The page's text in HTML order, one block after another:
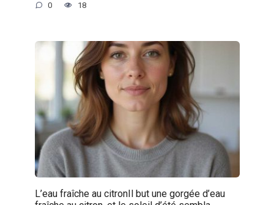
0 18
L’eau fraîche au citronIl but une gorgée d’eau